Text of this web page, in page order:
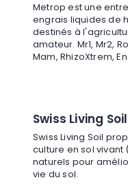
Metrop est une
engrais liquides de
destinés à
amateur. Mr1, Mr2,
Mam, RhizoXtrem,
Swiss Living Soil
Swiss Living Soil
culture en sol vivant
naturels pour
vie du sol.